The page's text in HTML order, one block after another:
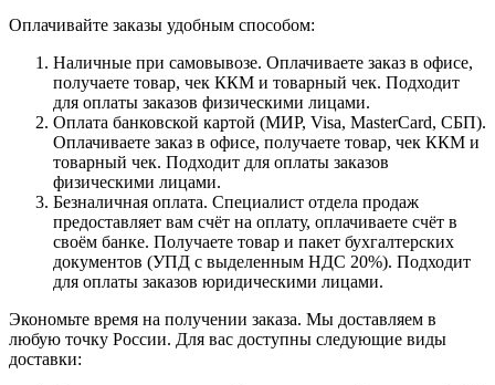
Оплачивайте заказы удобным способом:
Наличные при самовывозе. Оплачиваете заказ в офисе,
получаете товар, чек ККМ и товарный чек. Подходит
для оплаты заказов физическими лицами.
Оплата банковской картой (МИР, Visa, MasterCard, СБП).
Оплачиваете заказ в офисе, получаете товар, чек ККМ и
товарный чек. Подходит для оплаты заказов
физическими лицами.
Безналичная оплата. Специалист отдела продаж
предоставляет вам счёт на оплату, оплачиваете счёт в
своём банке. Получаете товар и пакет бухгалтерских
документов (УПД с выделенным НДС 20%). Подходит
для оплаты заказов юридическими лицами.
Экономьте время на получении заказа. Мы доставляем в
любую точку России. Для вас доступны следующие виды
доставки: